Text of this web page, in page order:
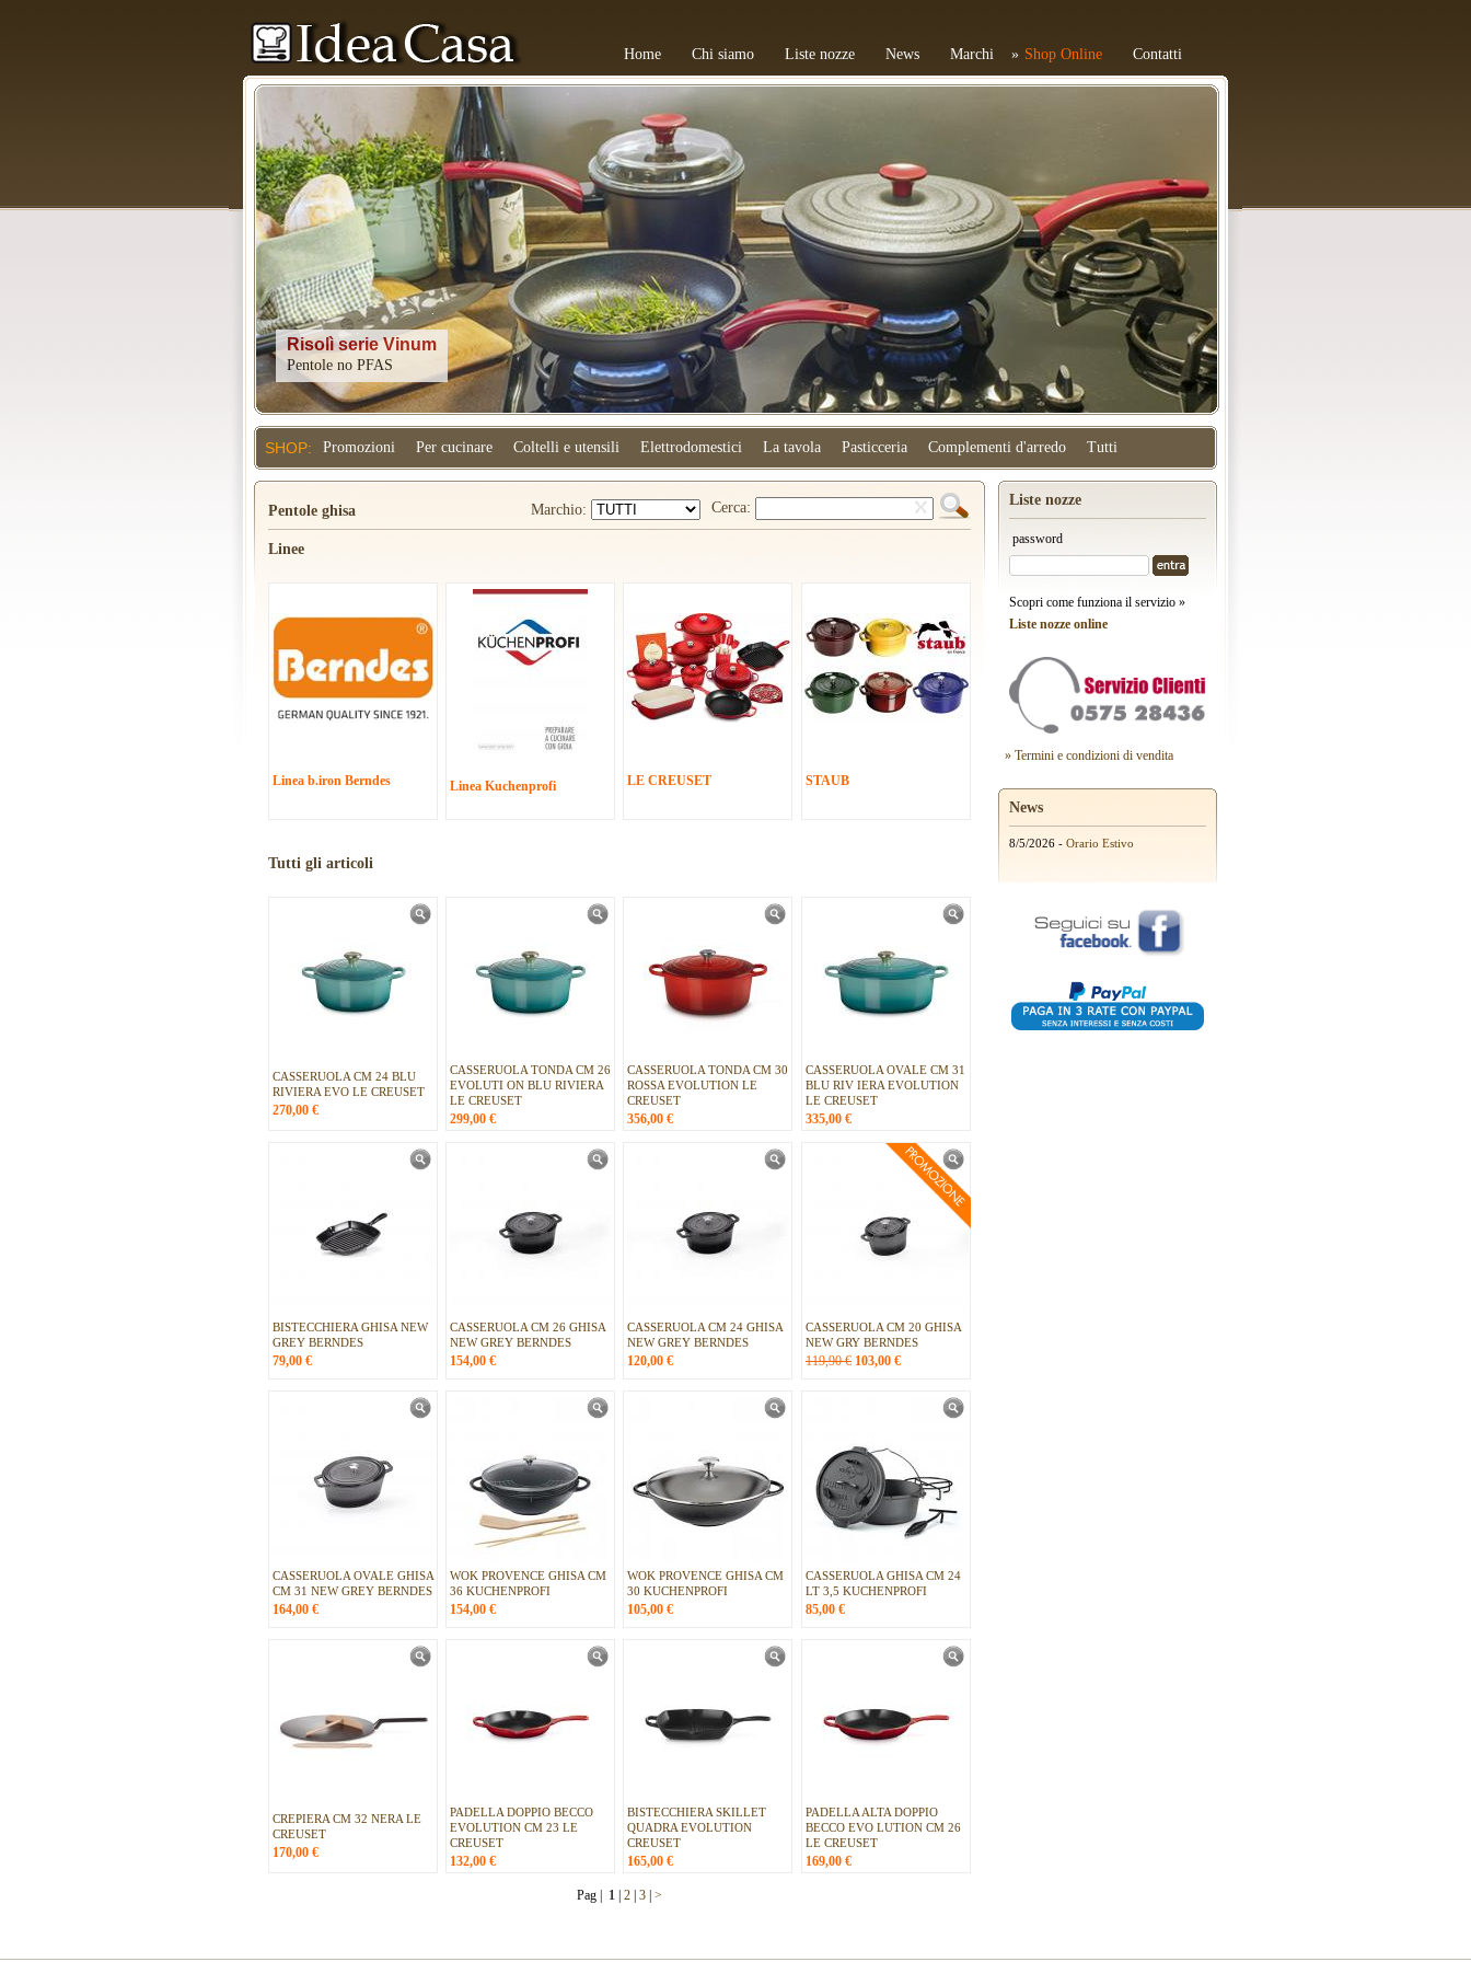
Home Chi siamo Liste nozze News Marchi Shop Online Contatti
Kitchenaid
SHOP: Promozioni Per cucinare Coltelli e utensili Elettrodomestici La tavola Pasticceria Complementi d'arredo Tutti
Pentole ghisa Marchio: Cerca:
Linee
Linea b.iron Berndes Linea Kuchenprofi LE CREUSET STAUB
Tutti gli articoli
CASSERUOLA CM 24 BLU
RIVIERA EVO LE CREUSET
270,00 €
CASSERUOLA TONDA CM 26
EVOLUTI ON BLU RIVIERA
LE CREUSET
299,00 €
CASSERUOLA TONDA CM 30
ROSSA EVOLUTION LE
CREUSET
356,00 €
CASSERUOLA OVALE CM 31
BLU RIV IERA EVOLUTION
LE CREUSET
335,00 €
BISTECCHIERA GHISA NEW
GREY BERNDES
79,00 €
CASSERUOLA CM 26 GHISA
NEW GREY BERNDES
154,00 €
CASSERUOLA CM 24 GHISA
NEW GREY BERNDES
120,00 €
CASSERUOLA CM 20 GHISA
NEW GRY BERNDES
119,90 € 103,00 €
CASSERUOLA OVALE GHISA
CM 31 NEW GREY BERNDES
164,00 €
WOK PROVENCE GHISA CM
36 KUCHENPROFI
154,00 €
WOK PROVENCE GHISA CM
30 KUCHENPROFI
105,00 €
CASSERUOLA GHISA CM 24
LT 3,5 KUCHENPROFI
85,00 €
CREPIERA CM 32 NERA LE
CREUSET
170,00 €
PADELLA DOPPIO BECCO
EVOLUTION CM 23 LE
CREUSET
132,00 €
BISTECCHIERA SKILLET
QUADRA EVOLUTION
CREUSET
165,00 €
PADELLA ALTA DOPPIO
BECCO EVO LUTION CM 26
LE CREUSET
169,00 €
Pag | 1 2 3 >
Liste nozze
password
Scopri come funziona il servizio »
Liste nozze online
» Termini e condizioni di vendita
News
8/5/2026 - Orario Estivo